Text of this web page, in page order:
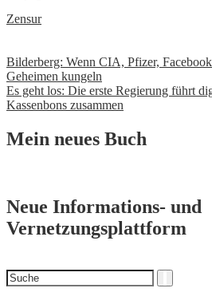
Zensur
Beitrags-
Navigation
Bilderberg: Wenn CIA, Pfizer,
Geheimen kungeln
Es geht los: Die erste Regierung führt
Kassenbons zusammen
Mein neues Buch
Neue Informations- und
Vernetzungsplattform
Suchen
nach